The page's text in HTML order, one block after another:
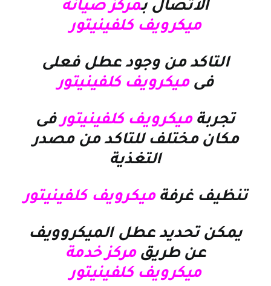
الاتصال بمركز صيانة
ميكرويف كلفينيتور
التاكد من وجود عطل فعلى
فى ميكرويف كلفينيتور
تجربة ميكرويف كلفينيتور فى
مكان مختلف للتاكد من مصدر
التغذية
تنظيف غرفة ميكرويف كلفينيتور
يمكن تحديد عطل الميكروويف
عن طريق مركز خدمة
ميكرويف كلفينيتور